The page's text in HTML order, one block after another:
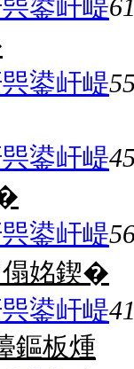
鍙屽崼
鍙屽崼
鍙屽崼
鍙屽崼
傝姳鍥�
鍙屽崼
鏂板煄